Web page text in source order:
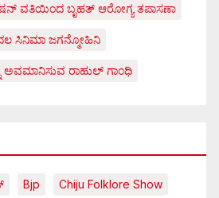
ವತಿಯಿಂದ ಬೃಹತ್ ಆರೋಗ್ಯ ತಪಾಸಣಾ
ಸಿನಿಮಾ ಜಗನ್ಮೋಹಿನಿ
ಅವಮಾನಿಸುವ ರಾಹುಲ್ ಗಾಂಧಿ
Bjp Chiju Folklore Show